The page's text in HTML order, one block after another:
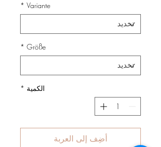
Variante
*
Größe
*
الكمية *
أضِف إلى العربة